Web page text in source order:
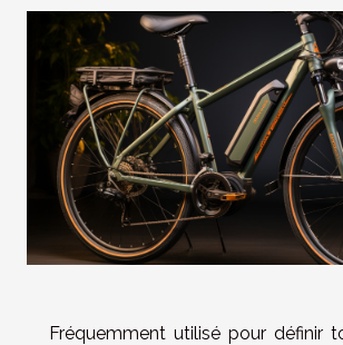
Fréquemment utilisé pour définir